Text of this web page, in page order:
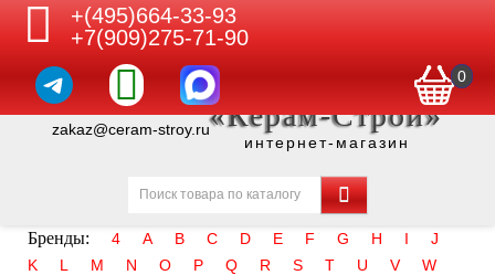
+(495)664-33-93
+7(909)275-71-90
0
zakaz@ceram-stroy.ru«Керам-Строй»
интернет-магазин
Бренды: 4 A B C D E F G H I
J
K
L M N O P Q R S T U V
W